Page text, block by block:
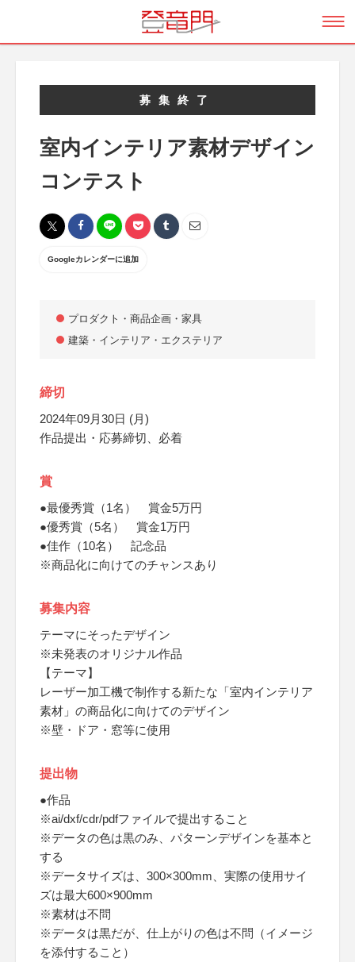
募集終了
室内インテリア素材デザイン
コンテスト
Googleカレンダーに追加
プロダクト・商品企画・家具
建築・インテリア・エクステリア
締切
2024年09月30日 (月)
作品提出・応募締切、必着
賞
●最優秀賞（1名） 賞金5万円
●優秀賞（5名） 賞金1万円
●佳作（10名） 記念品
※商品化に向けてのチャンスあり
募集内容
テーマにそったデザイン
※未発表のオリジナル作品
【テーマ】
レーザー加工機で制作する新たな「室内インテリア
素材」の商品化に向けてのデザイン
※壁・ドア・窓等に使用
提出物
●作品
※ai/dxf/cdr/pdfファイルで提出すること
※データの色は黒のみ、パターンデザインを基本と
する
※データサイズは、300×300mm、実際の使用サイ
ズは最大600×900mm
※素材は不問
※データは黒だが、仕上がりの色は不問（イメージ
を添付すること）